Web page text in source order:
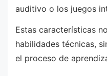
auditivo o los juegos
Estas características
habilidades técnicas,
el proceso de